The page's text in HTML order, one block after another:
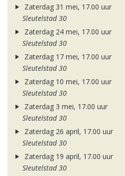
Zaterdag 31 mei, 17.00 uur
Sleutelstad 30
Zaterdag 24 mei, 17.00 uur
Sleutelstad 30
Zaterdag 17 mei, 17.00 uur
Sleutelstad 30
Zaterdag 10 mei, 17.00 uur
Sleutelstad 30
Zaterdag 3 mei, 17.00 uur
Sleutelstad 30
Zaterdag 26 april, 17.00 uur
Sleutelstad 30
Zaterdag 19 april, 17.00 uur
Sleutelstad 30